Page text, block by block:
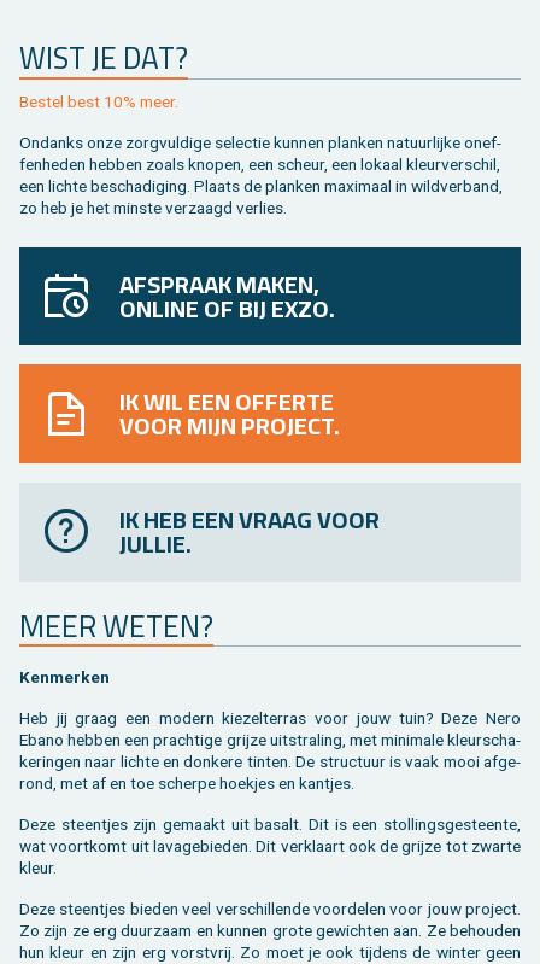
WIST JE DAT?
Be­stel best 10% meer.
On­danks onze zorg­vul­di­ge se­lec­tie kun­nen plan­ken na­tuur­lij­ke on­ef­
fen­he­den heb­ben zoals kno­pen, een scheur, een lo­kaal kleur­ver­schil,
een lich­te be­scha­di­ging. Plaats de plan­ken maxi­maal in wild­ver­band,
zo heb je het min­ste ver­zaagd ver­lies.
AFSPRAAK MAKEN,
ONLINE OF BIJ EXZO.
IK WIL EEN OFFERTE
VOOR MIJN PROJECT.
IK HEB EEN VRAAG VOOR
JULLIE.
MEER WETEN?
Ken­mer­ken
Heb jij graag een mo­dern kie­zel­ter­ras voor jouw tuin? Deze Nero
Ebano heb­ben een prach­ti­ge grij­ze uit­stra­ling, met mi­ni­ma­le kleur­scha­
ke­rin­gen naar lich­te en don­ke­re tin­ten. De struc­tuur is vaak mooi af­ge­
rond, met af en toe scher­pe hoek­jes en kant­jes.
Deze steen­tjes zijn ge­maakt uit ba­salt. Dit is een stol­lings­ge­steen­te,
wat voort­komt uit la­va­ge­bie­den. Dit ver­klaart ook de grij­ze tot zwar­te
kleur.
Deze steen­tjes bie­den veel ver­schil­len­de voor­de­len voor jouw pro­ject.
Zo zijn ze erg duur­zaam en kun­nen grote ge­wich­ten aan. Ze be­hou­den
hun kleur en zijn erg vorst­vrij. Zo moet je ook tij­dens de win­ter geen